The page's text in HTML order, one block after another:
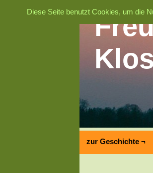
Diese Seite benutzt Cookies, um die
zur Geschichte ¬